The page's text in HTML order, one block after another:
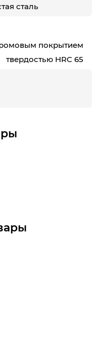
сталь
покрытием
твердостью HRC 65